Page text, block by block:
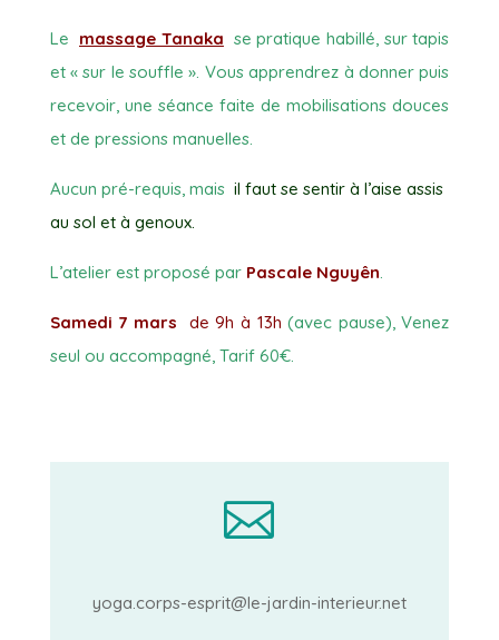
Le massage Tanaka se pratique habillé, sur tapis
et « sur le souffle ». Vous apprendrez à donner puis
recevoir, une séance faite de mobilisations douces
et de pressions manuelles.
Aucun pré-requis, mais il faut se sentir à l’aise assis
au sol et à genoux.
L’atelier est proposé par Pascale Nguyên
Samedi 7 mars de 9h à 13h (avec pause), Venez
seul ou accompagné, Tarif 60€.

yoga.corps-esprit@le-jardin-interieur.net